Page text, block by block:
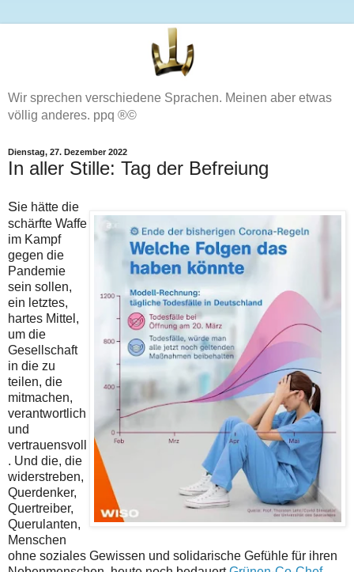
Wir sprechen verschiedene Sprachen. Meinen aber etwas
völlig anderes. ppq ®©
Dienstag, 27. Dezember 2022
In aller Stille: Tag der Befreiung
Sie hätte die
schärfte Waffe
im Kampf
gegen die
Pandemie
sein sollen,
ein letztes,
hartes Mittel,
um die
Gesellschaft
in die zu
teilen, die
mitmachen,
verantwortlich
und
vertrauensvoll
. Und die, die
widerstreben,
Querdenker,
Quertreiber,
Querulanten,
Menschen
ohne soziales Gewissen und solidarische Gefühle für ihren